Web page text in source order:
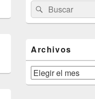
área
de
widget
lateral
primaria
Buscar
por:
Buscar
Archivos
Archivos